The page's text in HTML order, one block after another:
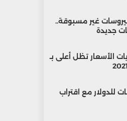
غير مسبوقة..
جديدة
الأسعار تظل أعلى بـ
للدولار مع اقتراب